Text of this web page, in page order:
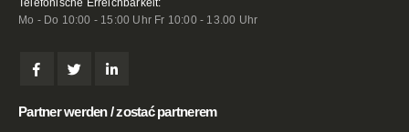
Telefonische Erreichbarkeit:
Mo - Do 10:00 - 15:00 Uhr Fr 10:00 - 13.00 Uhr
Partner werden / zostać partnerem